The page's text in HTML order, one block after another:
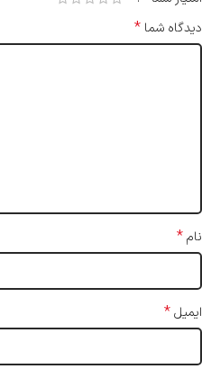
دیدگاه شما *
نام*
ایمیل*